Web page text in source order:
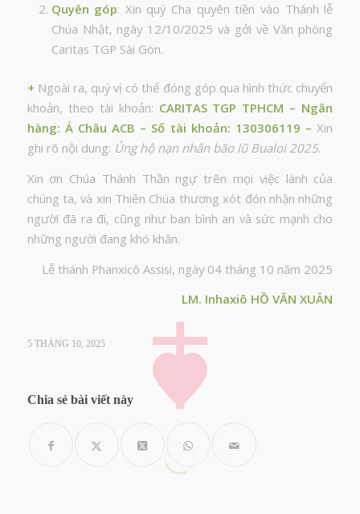
Quyên góp: Xin quý Cha quyên tiền vào Thánh lễ
Chúa Nhật, ngày 12/10/2025 và gởi về Văn phòng
Caritas TGP Sài Gòn.
+ Ngoài ra, quý vị có thể đóng góp qua hình thức chuyển
khoản, theo tài khoản: CARITAS TGP TPHCM – Ngân
hàng: Á Châu ACB – Số tài khoản: 130306119 –Xin
ghi rõ nội dung: Ủng hộ nạn nhân bão lũ Bualoi 2025.
Xin ơn Chúa Thánh Thần ngự trên mọi việc lành của
chúng ta, và xin Thiên Chúa thương xót đón nhận những
người đã ra đi, cũng như ban bình an và sức mạnh cho
những người đang khó khăn.
Lễ thánh Phanxicô Assisi, ngày 04 tháng 10 năm 2025
LM. Inhaxiô HỒ VĂN XUÂN
5 THÁNG 10, 2025
Chia sẻ bài viết này